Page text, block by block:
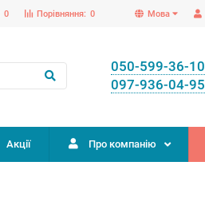
Мова
Порівняння: 0
0
050-599-36-10
097-936-04-95
Акції Про компанію